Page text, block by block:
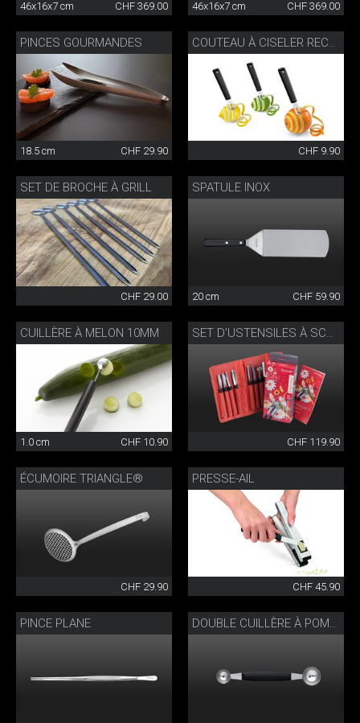
46x16x7 cm CHF 369.00 46x16x7 cm CHF 369.00
PINCES GOURMANDES
18.5 cm CHF 29.90 CHF 9.90
SET DE BROCHE À GRILL
CHF 29.00
SPATULE INOX
20 cm CHF 59.90
CUILLÈRE À MELON 10MM
1.0 cm CHF 10.90 CHF 119.90
ÉCUMOIRE TRIANGLE®
CHF 29.90
PRESSE-AIL
CHF 45.90
PINCE PLANE DOUBLE CUILLÈRE À POMMES PARISIENNE